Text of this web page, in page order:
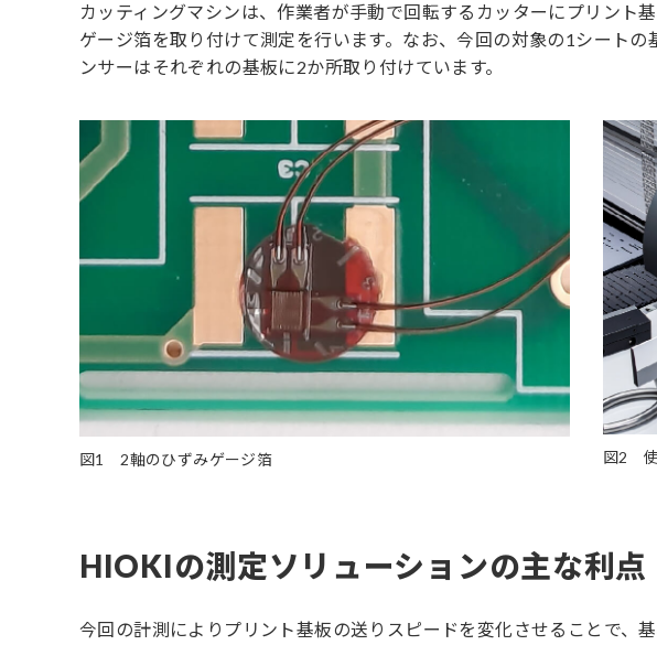
カッティングマシンは、作業者が手動で回転するカッターにプリント
ゲージ箔を取り付けて測定を行います。なお、今回の対象の1シート
ンサーはそれぞれの基板に2か所取り付けています。
図1 2軸のひずみゲージ箔 図2 使
HIOKIの測定ソリューションの主な利点
今回の計測によりプリント基板の送りスピードを変化させることで、